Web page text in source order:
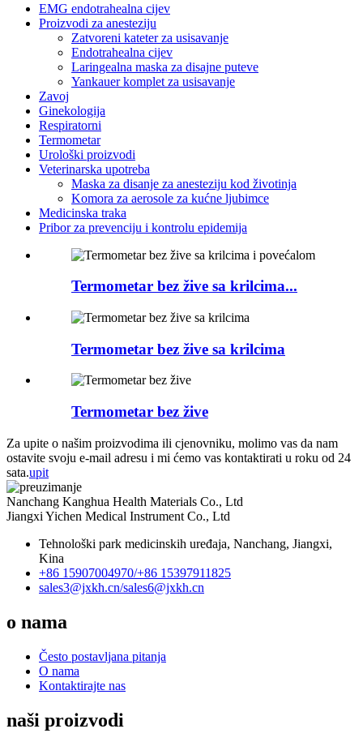
EMG endotrahealna cijev
Proizvodi za anesteziju
Zatvoreni kateter za usisavanje
Endotrahealna cijev
Laringealna maska ​​za disajne puteve
Yankauer komplet za usisavanje
Zavoj
Ginekologija
Respiratorni
Termometar
Urološki proizvodi
Veterinarska upotreba
Maska za disanje za anesteziju kod životinja
Komora za aerosole za kućne ljubimce
Medicinska traka
Pribor za prevenciju i kontrolu epidemija
Termometar bez žive sa krilcima...
Termometar bez žive sa krilcima
Termometar bez žive
Za upite o našim proizvodima ili cjenovniku, molimo vas da nam
ostavite svoju e-mail adresu i mi ćemo vas kontaktirati u roku od 24
sata.upit
Nanchang Kanghua Health Materials Co., Ltd
Jiangxi Yichen Medical Instrument Co., Ltd
Tehnološki park medicinskih uređaja, Nanchang, Jiangxi,
Kina
+86 15907004970/+86 15397911825
sales3@jxkh.cn/sales6@jxkh.cn
o nama
Često postavljana pitanja
O nama
Kontaktirajte nas
naši proizvodi